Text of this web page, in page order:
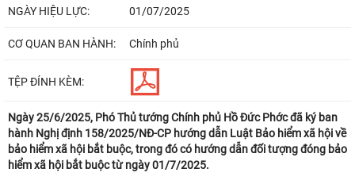
NGÀY HIỆU LỰC: 01/07/2025
CƠ QUAN BAN HÀNH: Chính phủ
TỆP ĐÍNH KÈM:
Ngày 25/6/2025, Phó Thủ tướng Chính phủ Hồ Đức Phớc đã ký ban
hành Nghị định 158/2025/NĐ-CP hướng dẫn Luật Bảo hiểm xã hội về
bảo hiểm xã hội bắt buộc, trong đó có hướng dẫn đối tượng đóng bảo
hiểm xã hội bắt buộc từ ngày 01/7/2025.